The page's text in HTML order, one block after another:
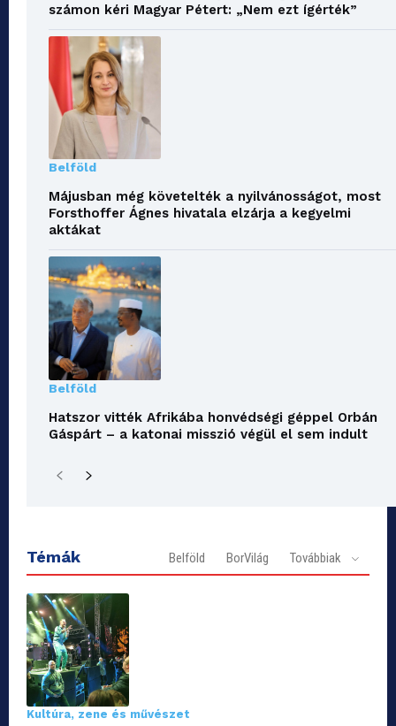
számon kéri Magyar Pétert: „Nem ezt ígérték”
Belföld
Májusban még követelték a nyilvánosságot, most
Forsthoffer Ágnes hivatala elzárja a kegyelmi
aktákat
Belföld
Hatszor vitték Afrikába honvédségi géppel Orbán
Gáspárt – a katonai misszió végül el sem indult
Témák Belföld BorVilág Továbbiak
Kultúra, zene és művészet